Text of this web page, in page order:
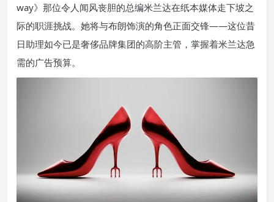
way》那位令人闻风丧胆的总编米兰达在纸本媒体走下坡之
际的职涯挑战。她将与布朗饰演的角色正面交锋——这位昔
日助理如今已是奢侈品牌集团的高阶主管，掌握着米兰达急
需的广告预算。